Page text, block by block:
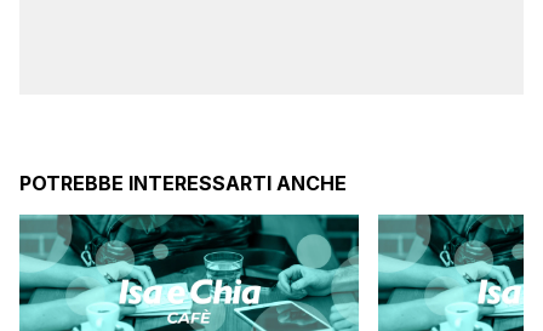
POTREBBE INTERESSARTI ANCHE